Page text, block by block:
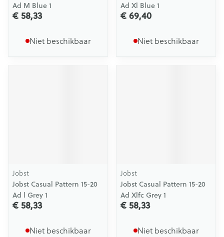
Ad M Blue 1
€ 58,33
Niet beschikbaar
Ad Xl Blue 1
€ 69,40
Niet beschikbaar
Jobst
Jobst Casual Pattern 15-20
Ad l Grey 1
€ 58,33
Niet beschikbaar
Jobst
Jobst Casual Pattern 15-20
Ad Xlfc Grey 1
€ 58,33
Niet beschikbaar